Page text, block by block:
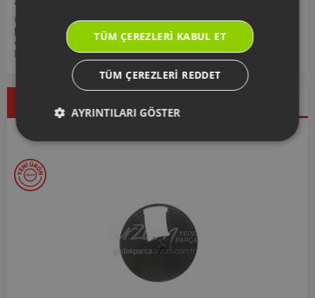
Ürününüz ile ilgili kullanım kılavuzu ve kullanım detayları için
https://destek.arzum.com.tr/ Arzum Destek Sitemizi ziyaret
edebilir, ürünlerinizi ekleyip, yedek parça ve garanti bilgilerine
kolayca erişebilirsiniz.
TÜM ÇEREZLERI KABUL ET
TÜM ÇEREZLERI REDDET
AYRINTILARI GÖSTER